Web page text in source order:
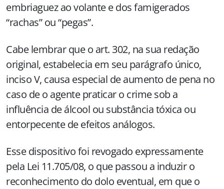
embriaguez ao volante e dos famigerados
“rachas” ou “pegas”.
Cabe lembrar que o art. 302, na sua redação
original, estabelecia em seu parágrafo único,
inciso V, causa especial de aumento de pena no
caso de o agente praticar o crime sob a
influência de álcool ou substância tóxica ou
entorpecente de efeitos análogos.
Esse dispositivo foi revogado expressamente
pela Lei 11.705/08, o que passou a induzir o
reconhecimento do dolo eventual, em que o